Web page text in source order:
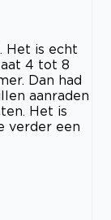
Het is echt
4 tot 8
Dan had
aanraden
Het is
verder een